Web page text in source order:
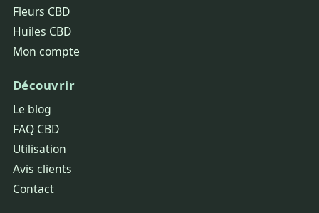
Fleurs CBD
Huiles CBD
Mon compte
Découvrir
Le blog
FAQ CBD
Utilisation
Avis clients
Contact